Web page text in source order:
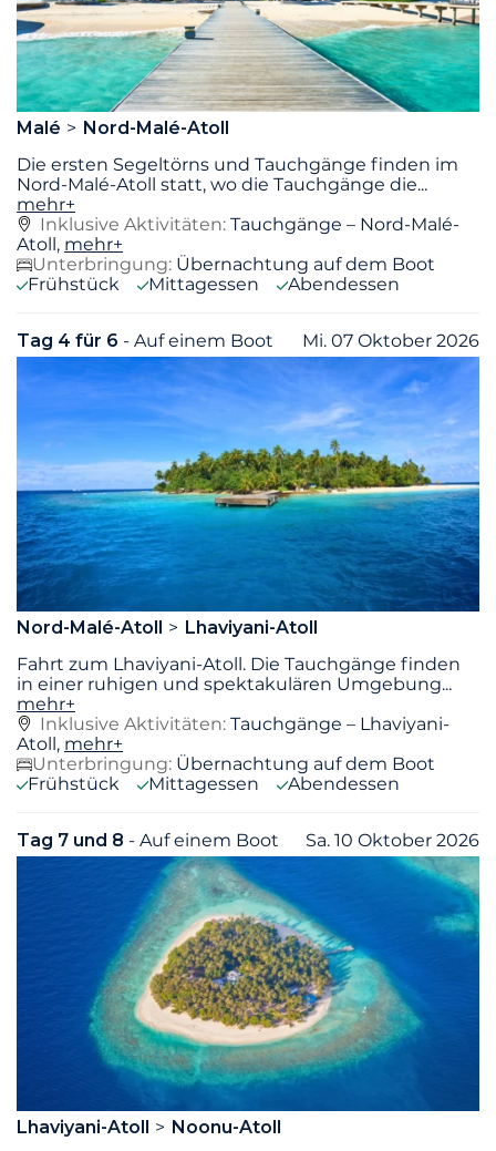
Malé
Nord-Malé-Atoll
Die ersten Segeltörns und Tauchgänge finden im
Nord-Malé-Atoll statt, wo die Tauchgänge die...
mehr+
Inklusive Aktivitäten: Tauchgänge – Nord-Malé-
Atoll, mehr+
Unterbringung: Übernachtung auf dem Boot
Frühstück
Mittagessen Abendessen
Tag 4 für 6 - Auf einem Boot Mi. 07 Oktober 2026
Nord-Malé-Atoll
Lhaviyani-Atoll
Fahrt zum Lhaviyani-Atoll. Die Tauchgänge finden
in einer ruhigen und spektakulären Umgebung...
mehr+
Inklusive Aktivitäten: Tauchgänge – Lhaviyani-
Atoll, mehr+
Unterbringung: Übernachtung auf dem Boot
Frühstück
Mittagessen Abendessen
Tag 7 und 8 - Auf einem Boot Sa. 10 Oktober 2026
Lhaviyani-Atoll
Noonu-Atoll